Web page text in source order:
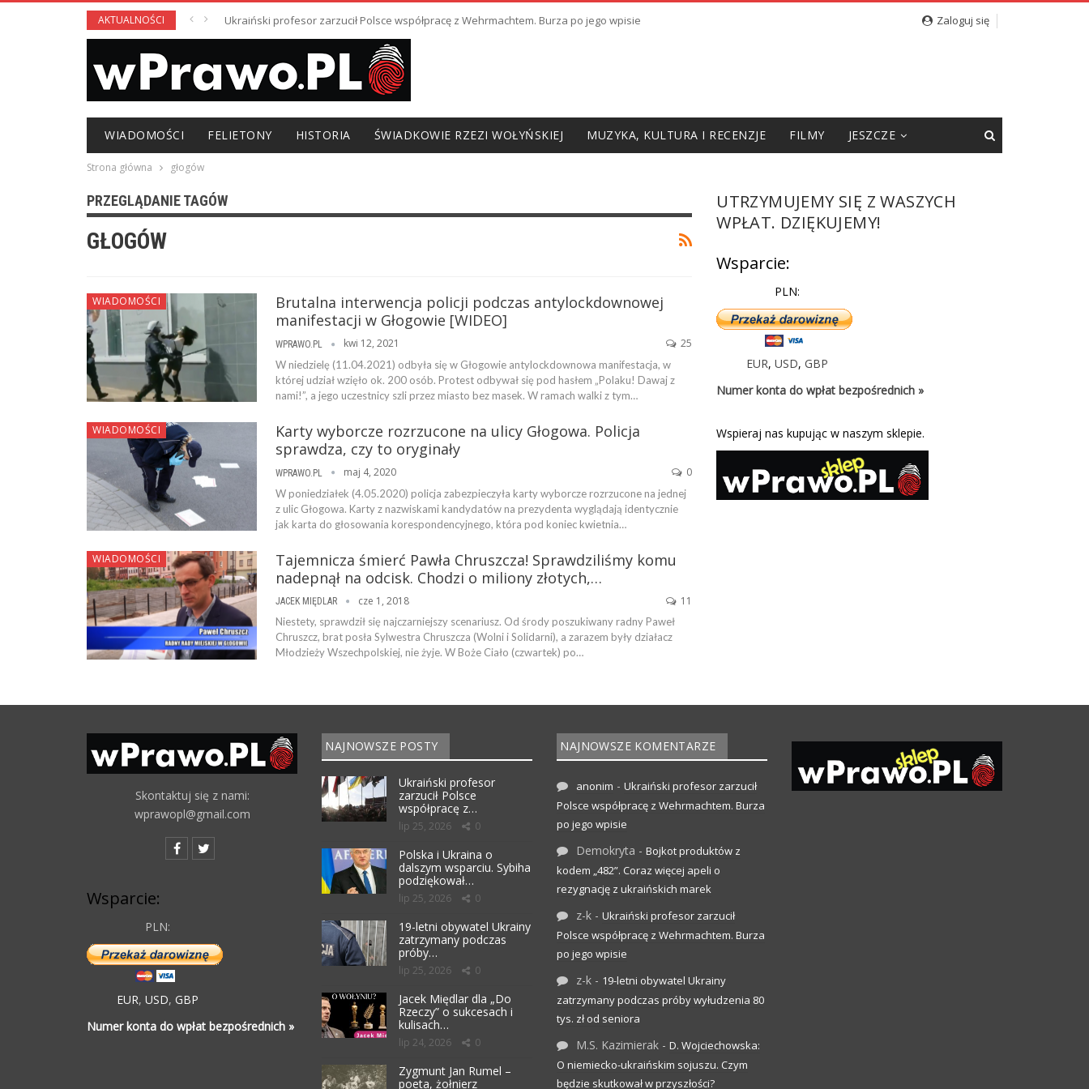
AKTUALNOŚCI Ukraiński profesor zarzucił Polsce współpracę z Wehrmachtem. Burza po jego wpisie Zaloguj się
WIADOMOŚCI FELIETONY HISTORIA ŚWIADKOWIE RZEZI WOŁYŃSKIEJ MUZYKA, KULTURA I RECENZJE FILMY JESZCZE
Strona główna głogów
PRZEGLĄDANIE TAGÓW
GŁOGÓW
WIADOMOŚCI
Brutalna interwencja policji podczas antylockdownowej
manifestacji w Głogowie [WIDEO]
WPRAWO.PL kwi 12, 2021 25
W niedzielę (11.04.2021) odbyła się w Głogowie antylockdownowa manifestacja, w
której udział wzięło ok. 200 osób. Protest odbywał się pod hasłem „Polaku! Dawaj z
nami!”, a jego uczestnicy szli przez miasto bez masek. W ramach walki z tym…
WIADOMOŚCI
Karty wyborcze rozrzucone na ulicy Głogowa. Policja
sprawdza, czy to oryginały
WPRAWO.PL maj 4, 2020 0
W poniedziałek (4.05.2020) policja zabezpieczyła karty wyborcze rozrzucone na jednej
z ulic Głogowa. Karty z nazwiskami kandydatów na prezydenta wyglądają identycznie
jak karta do głosowania korespondencyjnego, która pod koniec kwietnia…
WIADOMOŚCI
Tajemnicza śmierć Pawła Chruszcza! Sprawdziliśmy komu
nadepnął na odcisk. Chodzi o miliony złotych,…
JACEK MIĘDLAR cze 1, 2018 11
Niestety, sprawdził się najczarniejszy scenariusz. Od środy poszukiwany radny Paweł
Chruszcz, brat posła Sylwestra Chruszcza (Wolni i Solidarni), a zarazem były działacz
Młodzieży Wszechpolskiej, nie żyje. W Boże Ciało (czwartek) po…
UTRZYMUJEMY SIĘ Z WASZYCH
WPŁAT. DZIĘKUJEMY!
Wsparcie:
PLN:
EUR,USD,GBP
Numer konta do wpłat bezpośrednich »
Wspieraj nas kupując w naszym sklepie.
Skontaktuj się z nami:
wprawopl@gmail.com
Wsparcie:
PLN:
EUR, USD, GBP
Numer konta do wpłat bezpośrednich »
NAJNOWSZE POSTY
Ukraiński profesor
zarzucił Polsce
współpracę z…
lip 25, 2026 0
Polska i Ukraina o
dalszym wsparciu. Sybiha
podziękował…
lip 25, 2026 0
19-letni obywatel Ukrainy
zatrzymany podczas
próby…
lip 25, 2026 0
Jacek Międlar dla „Do
Rzeczy” o sukcesach i
kulisach…
lip 24, 2026 0
Zygmunt Jan Rumel –
poeta, żołnierz
NAJNOWSZE KOMENTARZE
anonim - Ukraiński profesor zarzucił
Polsce współpracę z Wehrmachtem. Burza
po jego wpisie
Demokryta - Bojkot produktów z
kodem „482”. Coraz więcej apeli o
rezygnację z ukraińskich marek
z-k - Ukraiński profesor zarzucił
Polsce współpracę z Wehrmachtem. Burza
po jego wpisie
z-k - 19-letni obywatel Ukrainy
zatrzymany podczas próby wyłudzenia 80
tys. zł od seniora
M.S. Kazimierak - D. Wojciechowska:
O niemiecko-ukraińskim sojuszu. Czym
będzie skutkował w przyszłości?